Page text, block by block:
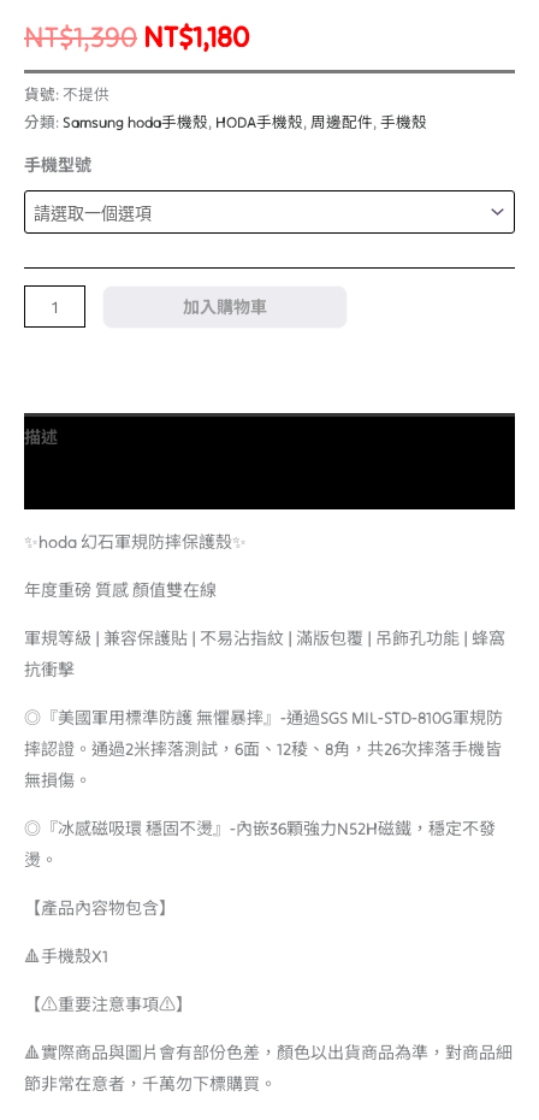
NT$1,390 NT$1,180
貨號: 不提供
分類: Samsung hoda手機殼, HODA手機殼, 周邊配件, 手機殼
手機型號
加入購物車
描述
✨hoda 幻石軍規防摔保護殼✨
年度重磅 質感 顏值雙在線
軍規等級 | 兼容保護貼 | 不易沾指紋 | 滿版包覆 | 吊飾孔功能 | 蜂窩
抗衝擊
◎『美國軍用標準防護 無懼暴摔』-通過SGS MIL-STD-810G軍規防
摔認證。通過2米摔落測試，6面、12稜、8角，共26次摔落手機皆
無損傷。
◎『冰感磁吸環 穩固不燙』-內嵌36顆強力N52H磁鐵，穩定不發
燙。
【產品內容物包含】
🔺手機殼X1
【⚠️重要注意事項⚠️】
🔺實際商品與圖片會有部份色差，顏色以出貨商品為準，對商品細
節非常在意者，千萬勿下標購買。